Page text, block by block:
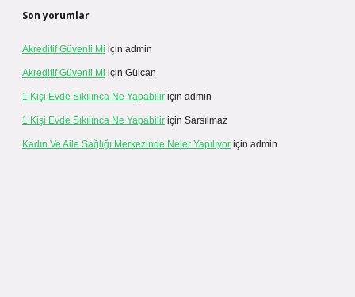
Son yorumlar
Akreditif Güvenli Mi için admin
Akreditif Güvenli Mi için Gülcan
1 Kişi Evde Sıkılınca Ne Yapabilir için admin
1 Kişi Evde Sıkılınca Ne Yapabilir için Sarsılmaz
Kadın Ve Aile Sağlığı Merkezinde Neler Yapılıyor için admin